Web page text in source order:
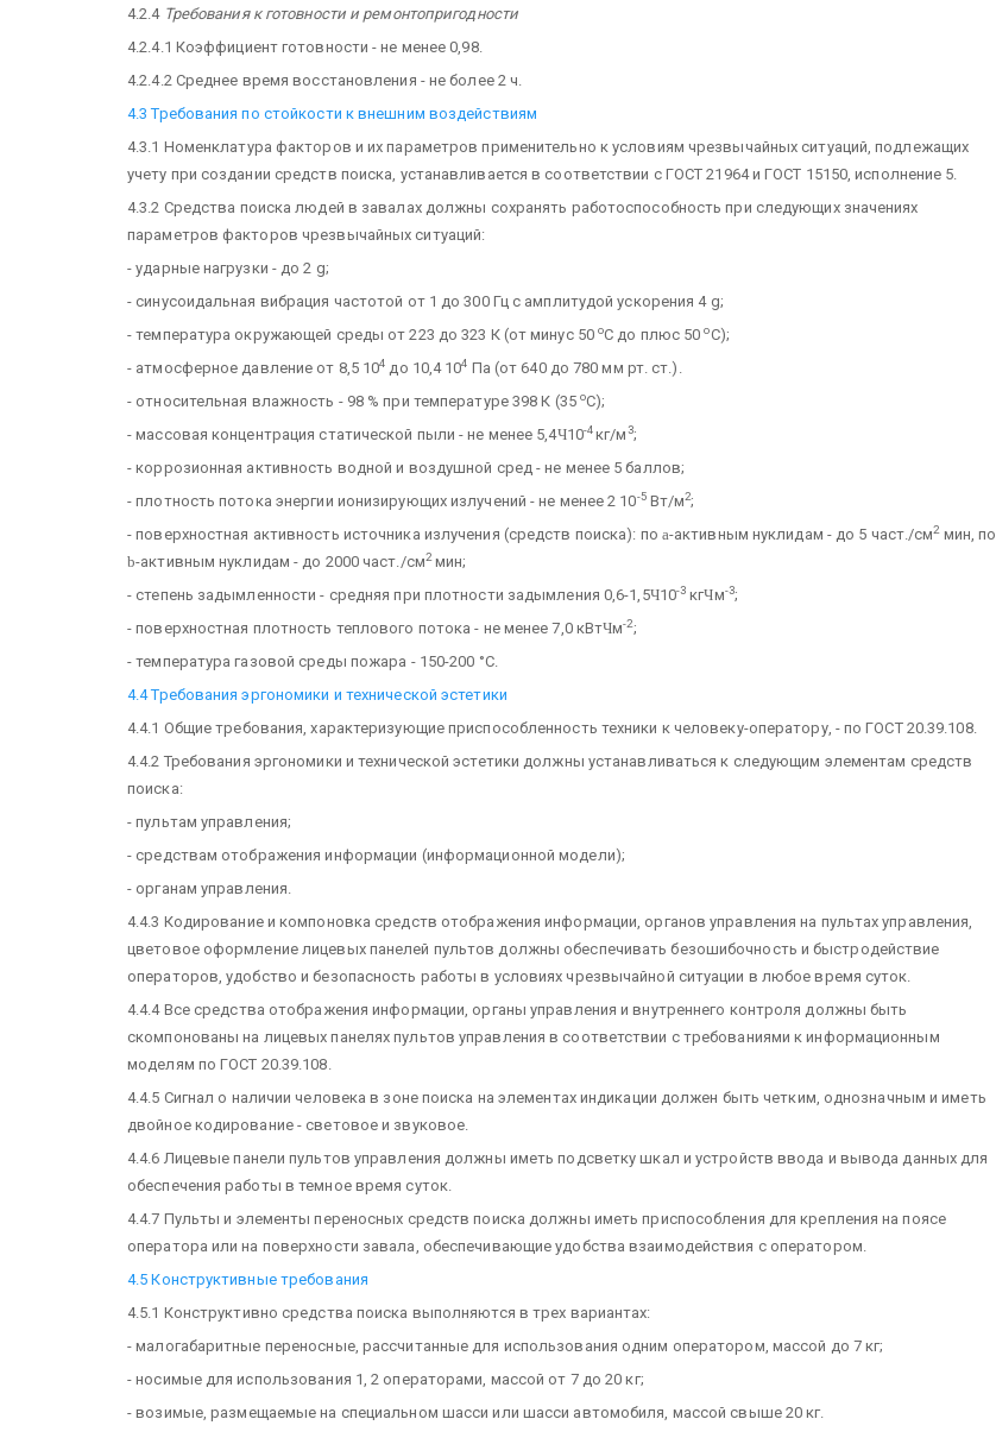
4.2.4 Требования к готовности и ремонтопригодности
4.2.4.1 Коэффициент готовности - не менее 0,98.
4.2.4.2 Среднее время восстановления - не более 2 ч.
4.3 Требования по стойкости к внешним воздействиям
4.3.1 Номенклатура факторов и их параметров применительно к условиям чрезвычайных ситуаций, подлежащих
учету при создании средств поиска, устанавливается в соответствии с ГОСТ 21964 и ГОСТ 15150, исполнение 5.
4.3.2 Средства поиска людей в завалах должны сохранять работоспособность при следующих значениях
параметров факторов чрезвычайных ситуаций:
- ударные нагрузки - до 2 g;
- синусоидальная вибрация частотой от 1 до 300 Гц с амплитудой ускорения 4 g;
- температура окружающей среды от 223 до 323 К (от минус 50оС до плюс 50оС);
- атмосферное давление от 8,5 104 до 10,4 104 Па (от 640 до 780 мм рт. ст.).
- относительная влажность - 98 % при температуре 398 К (35 оС);
- массовая концентрация статической пыли - не менее 5,4Ч10-4кг/м3;
- коррозионная активность водной и воздушной сред - не менее 5 баллов;
- плотность потока энергии ионизирующих излучений - не менее 2 10-5Вт/м2;
- поверхностная активность источника излучения (средств поиска): по a-активным нуклидам - до 5 част./см2мин, по
b-активным нуклидам - до 2000 част./см2мин;
- степень задымленности - средняя при плотности задымления 0,6-1,5Ч10-3 кгЧм-3;
- поверхностная плотность теплового потока - не менее 7,0 кВтЧм-2;
- температура газовой среды пожара - 150-200 °С.
4.4 Требования эргономики и технической эстетики
4.4.1 Общие требования, характеризующие приспособленность техники к человеку-оператору, - по ГОСТ 20.39.108.
4.4.2 Требования эргономики и технической эстетики должны устанавливаться к следующим элементам средств
поиска:
- пультам управления;
- средствам отображения информации (информационной модели);
- органам управления.
4.4.3 Кодирование и компоновка средств отображения информации, органов управления на пультах управления,
цветовое оформление лицевых панелей пультов должны обеспечивать безошибочность и быстродействие
операторов, удобство и безопасность работы в условиях чрезвычайной ситуации в любое время суток.
4.4.4 Все средства отображения информации, органы управления и внутреннего контроля должны быть
скомпонованы на лицевых панелях пультов управления в соответствии с требованиями к информационным
моделям по ГОСТ 20.39.108.
4.4.5 Сигнал о наличии человека в зоне поиска на элементах индикации должен быть четким, однозначным и иметь
двойное кодирование - световое и звуковое.
4.4.6 Лицевые панели пультов управления должны иметь подсветку шкал и устройств ввода и вывода данных для
обеспечения работы в темное время суток.
4.4.7 Пульты и элементы переносных средств поиска должны иметь приспособления для крепления на поясе
оператора или на поверхности завала, обеспечивающие удобства взаимодействия с оператором.
4.5 Конструктивные требования
4.5.1 Конструктивно средства поиска выполняются в трех вариантах:
- малогабаритные переносные, рассчитанные для использования одним оператором, массой до 7 кг;
- носимые для использования 1, 2 операторами, массой от 7 до 20 кг;
- возимые, размещаемые на специальном шасси или шасси автомобиля, массой свыше 20 кг.